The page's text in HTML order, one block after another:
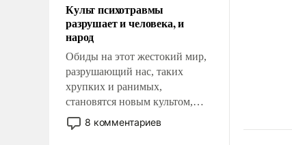
Культ психотравмы
разрушает и человека, и
народ
Обиды на этот жестокий мир,
разрушающий нас, таких
хрупких и ранимых,
становятся новым культом,
постепенно вытесняя и
отменяя традиционное
8 комментариев